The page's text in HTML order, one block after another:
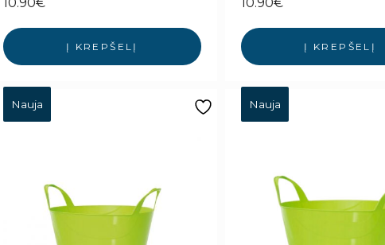
Į KREPŠELĮ Į KREPŠELĮ
Nauja Nauja